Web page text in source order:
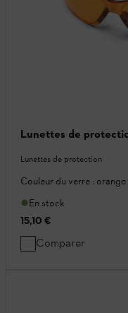
Lunettes de
Lunettes de protection
Couleur du verre : orange
En stock
15,10 €
Comparer